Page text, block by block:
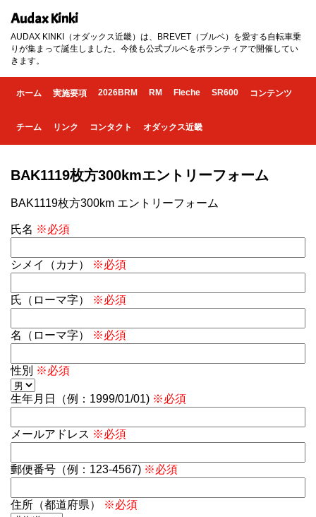
Audax Kinki
AUDAX KINKI（オダックス近畿）は、BREVET（ブルベ）を愛する自転車乗
りが集まって誕生しました。今後も公式ブルベをボランティアで開催してい
きます。
ホーム 実施要項 2026BRM RM Fleche SR600 コンテンツ
チーム リンク コンタクト オダックス近畿
BAK1119枚方300kmエントリーフォーム
BAK1119枚方300km エントリーフォーム
氏名 ※必須
シメイ（カナ） ※必須
氏（ローマ字） ※必須
名（ローマ字） ※必須
性別 ※必須
生年月日（例：1999/01/01) ※必須
メールアドレス ※必須
郵便番号（例：123-4567) ※必須
住所（都道府県） ※必須